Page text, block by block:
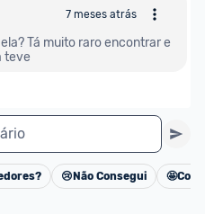
7 meses atrás
Tá muito raro encontrar e
teve
Cancelar
😢 Não Consegui 🤩